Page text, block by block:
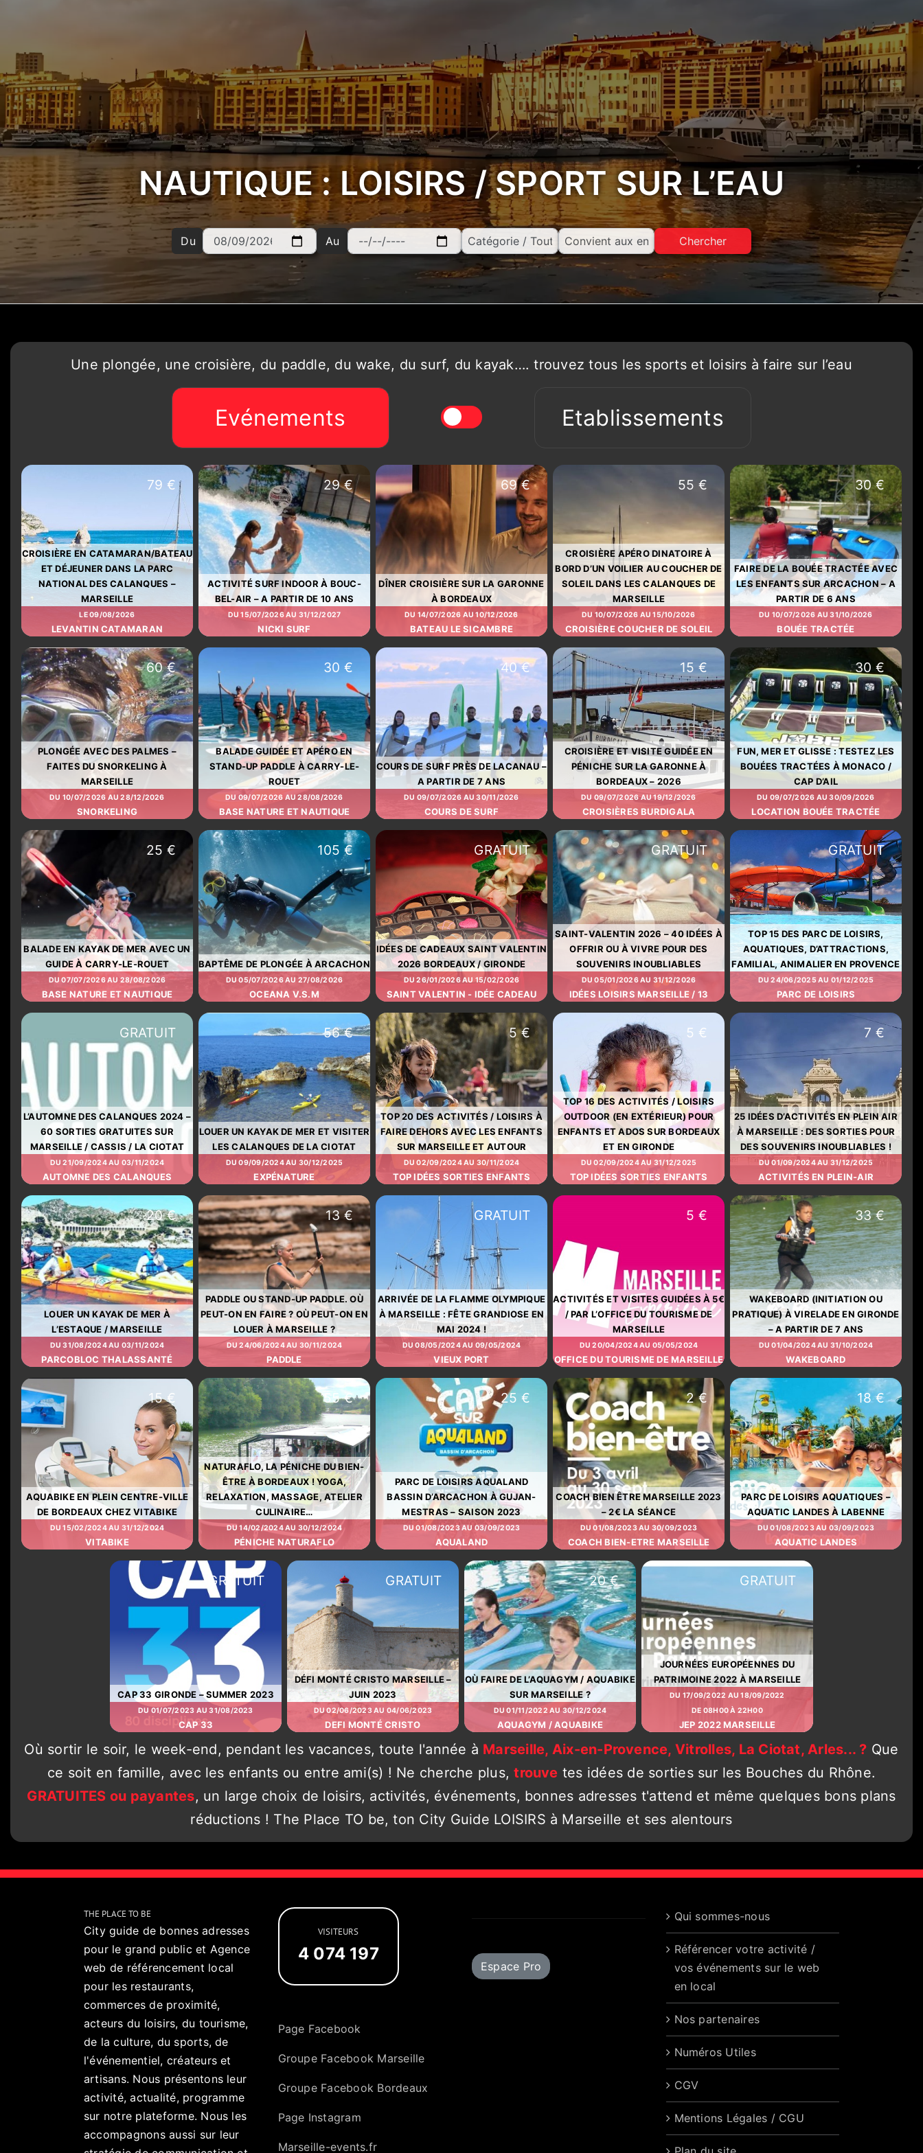
NAUTIQUE : LOISIRS / SPORT SUR L’EAU
Du Au Chercher
Une plongée, une croisière, du paddle, du wake, du surf, du kayak…. trouvez tous les sports et loisirs à faire sur l’eau
Evénements Etablissements
79 €
CROISIÈRE EN CATAMARAN/BATEAU
ET DÉJEUNER DANS LA PARC
NATIONAL DES CALANQUES –
MARSEILLE
LE 09/08/2026
LEVANTIN CATAMARAN
29 €
ACTIVITÉ SURF INDOOR À BOUC-
BEL-AIR – A PARTIR DE 10 ANS
DU 15/07/2026 AU 31/12/2027
NICKI SURF
69 €
DÎNER CROISIÈRE SUR LA GARONNE
À BORDEAUX
DU 14/07/2026 AU 10/12/2026
BATEAU LE SICAMBRE
55 €
CROISIÈRE APÉRO DINATOIRE À
BORD D’UN VOILIER AU COUCHER DE
SOLEIL DANS LES CALANQUES DE
MARSEILLE
DU 10/07/2026 AU 15/10/2026
CROISIÈRE COUCHER DE SOLEIL
30 €
FAIRE DE LA BOUÉE TRACTÉE AVEC
LES ENFANTS SUR ARCACHON – A
PARTIR DE 6 ANS
DU 10/07/2026 AU 31/10/2026
BOUÉE TRACTÉE
60 €
PLONGÉE AVEC DES PALMES –
FAITES DU SNORKELING À
MARSEILLE
DU 10/07/2026 AU 28/12/2026
SNORKELING
30 €
BALADE GUIDÉE ET APÉRO EN
STAND-UP PADDLE À CARRY-LE-
ROUET
DU 09/07/2026 AU 28/08/2026
BASE NATURE ET NAUTIQUE
40 €
COURS DE SURF PRÈS DE LACANAU –
A PARTIR DE 7 ANS
DU 09/07/2026 AU 30/11/2026
COURS DE SURF
15 €
CROISIÈRE ET VISITE GUIDÉE EN
PÉNICHE SUR LA GARONNE À
BORDEAUX – 2026
DU 09/07/2026 AU 19/12/2026
CROISIÈRES BURDIGALA
30 €
FUN, MER ET GLISSE : TESTEZ LES
BOUÉES TRACTÉES À MONACO /
CAP D’AIL
DU 09/07/2026 AU 30/09/2026
LOCATION BOUÉE TRACTÉE
25 €
BALADE EN KAYAK DE MER AVEC UN
GUIDE À CARRY-LE-ROUET
DU 07/07/2026 AU 28/08/2026
BASE NATURE ET NAUTIQUE
105 €
BAPTÊME DE PLONGÉE À ARCACHON
DU 05/07/2026 AU 27/08/2026
OCEANA V.S.M
GRATUIT
IDÉES DE CADEAUX SAINT VALENTIN
2026 BORDEAUX / GIRONDE
DU 26/01/2026 AU 15/02/2026
SAINT VALENTIN - IDÉE CADEAU
GRATUIT
SAINT-VALENTIN 2026 – 40 IDÉES À
OFFRIR OU À VIVRE POUR DES
SOUVENIRS INOUBLIABLES
DU 05/01/2026 AU 31/12/2026
IDÉES LOISIRS MARSEILLE / 13
GRATUIT
TOP 15 DES PARC DE LOISIRS,
AQUATIQUES, D’ATTRACTIONS,
FAMILIAL, ANIMALIER EN PROVENCE
DU 24/06/2025 AU 01/12/2025
PARC DE LOISIRS
GRATUIT
L’AUTOMNE DES CALANQUES 2024 –
60 SORTIES GRATUITES SUR
MARSEILLE / CASSIS / LA CIOTAT
DU 21/09/2024 AU 03/11/2024
AUTOMNE DES CALANQUES
56 €
LOUER UN KAYAK DE MER ET VISITER
LES CALANQUES DE LA CIOTAT
DU 09/09/2024 AU 30/12/2025
EXPÉNATURE
5 €
TOP 20 DES ACTIVITÉS / LOISIRS À
FAIRE DEHORS AVEC LES ENFANTS
SUR MARSEILLE ET AUTOUR
DU 02/09/2024 AU 30/11/2024
TOP IDÉES SORTIES ENFANTS
5 €
TOP 16 DES ACTIVITÉS / LOISIRS
OUTDOOR (EN EXTÉRIEUR) POUR
ENFANTS ET ADOS SUR BORDEAUX
ET EN GIRONDE
DU 02/09/2024 AU 31/12/2025
TOP IDÉES SORTIES ENFANTS
7 €
25 IDÉES D’ACTIVITÉS EN PLEIN AIR
À MARSEILLE : DES SORTIES POUR
DES SOUVENIRS INOUBLIABLES !
DU 01/09/2024 AU 31/12/2025
ACTIVITÉS EN PLEIN-AIR
20 €
LOUER UN KAYAK DE MER À
L’ESTAQUE / MARSEILLE
DU 31/08/2024 AU 03/11/2024
PARCOBLOC THALASSANTÉ
13 €
PADDLE OU STAND-UP PADDLE. OÙ
PEUT-ON EN FAIRE ? OÙ PEUT-ON EN
LOUER À MARSEILLE ?
DU 24/06/2024 AU 30/11/2024
PADDLE
GRATUIT
ARRIVÉE DE LA FLAMME OLYMPIQUE
À MARSEILLE : FÊTE GRANDIOSE EN
MAI 2024 !
DU 08/05/2024 AU 09/05/2024
VIEUX PORT
5 €
ACTIVITÉS ET VISITES GUIDÉES À 5€
/ PAR L’OFFICE DU TOURISME DE
MARSEILLE
DU 20/04/2024 AU 05/05/2024
OFFICE DU TOURISME DE MARSEILLE
33 €
WAKEBOARD (INITIATION OU
PRATIQUE) À VIRELADE EN GIRONDE
– A PARTIR DE 7 ANS
DU 01/04/2024 AU 31/10/2024
WAKEBOARD
15 €
AQUABIKE EN PLEIN CENTRE-VILLE
DE BORDEAUX CHEZ VITABIKE
DU 15/02/2024 AU 31/12/2024
VITABIKE
55 €
NATURAFLO, LA PÉNICHE DU BIEN-
ÊTRE À BORDEAUX ! YOGA,
RELAXATION, MASSAGE, ATELIER
CULINAIRE…
DU 14/02/2024 AU 30/12/2024
PÉNICHE NATURAFLO
25 €
PARC DE LOISIRS AQUALAND
BASSIN D’ARCACHON À GUJAN-
MESTRAS – SAISON 2023
DU 01/08/2023 AU 03/09/2023
AQUALAND
2 €
COACH BIEN ÊTRE MARSEILLE 2023
– 2€ LA SÉANCE
DU 01/08/2023 AU 30/09/2023
COACH BIEN-ETRE MARSEILLE
18 €
PARC DE LOISIRS AQUATIQUES –
AQUATIC LANDES À LABENNE
DU 01/08/2023 AU 03/09/2023
AQUATIC LANDES
GRATUIT
CAP 33 GIRONDE – SUMMER 2023
DU 01/07/2023 AU 31/08/2023
CAP 33
GRATUIT
DÉFI MONTÉ CRISTO MARSEILLE –
JUIN 2023
DU 02/06/2023 AU 04/06/2023
DEFI MONTÉ CRISTO
20 €
OÙ FAIRE DE L’AQUAGYM / AQUABIKE
SUR MARSEILLE ?
DU 01/11/2022 AU 30/12/2024
AQUAGYM / AQUABIKE
GRATUIT
JOURNÉES EUROPÉENNES DU
PATRIMOINE 2022 À MARSEILLE
DU 17/09/2022 AU 18/09/2022
DE 08H00 À 22H00
JEP 2022 MARSEILLE
Où sortir le soir, le week-end, pendant les vacances, toute l'année à Marseille, Aix-en-Provence, Vitrolles, La Ciotat, Arles... ? Que
ce soit en famille, avec les enfants ou entre ami(s) ! Ne cherche plus,trouve tes idées de sorties sur les Bouches du Rhône.
GRATUITES ou payantes, un large choix de loisirs, activités, événements, bonnes adresses t'attend et même quelques bons plans
réductions ! The Place TO be, ton City Guide LOISIRS à Marseille et ses alentours
THE PLACE TO BE
City guide de bonnes adresses
pour le grand public et Agence
web de référencement local
pour les restaurants,
commerces de proximité,
acteurs du loisirs, du tourisme,
de la culture, du sports, de
l'événementiel, créateurs et
artisans. Nous présentons leur
activité, actualité, programme
sur notre plateforme. Nous les
accompagnons aussi sur leur
VISITEURS
4 074 197
Page Facebook
Groupe Facebook Marseille
Groupe Facebook Bordeaux
Page Instagram
Marseille-events.fr
Espace Pro
Qui sommes-nous
Référencer votre activité /
vos événements sur le web
en local
Nos partenaires
Numéros Utiles
CGV
Mentions Légales / CGU